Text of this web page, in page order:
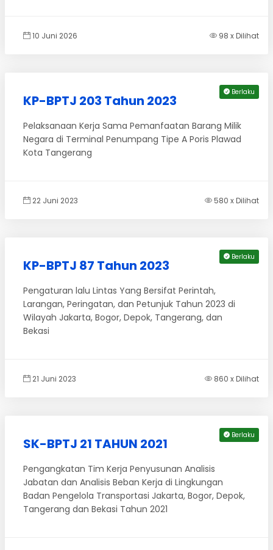
10 Juni 2026 98 x Dilihat
Berlaku
KP-BPTJ 203 Tahun 2023
Pelaksanaan Kerja Sama Pemanfaatan Barang Milik
Negara di Terminal Penumpang Tipe A Poris Plawad
Kota Tangerang
22 Juni 2023 580 x Dilihat
Berlaku
KP-BPTJ 87 Tahun 2023
Pengaturan lalu Lintas Yang Bersifat Perintah,
Larangan, Peringatan, dan Petunjuk Tahun 2023 di
Wilayah Jakarta, Bogor, Depok, Tangerang, dan
Bekasi
21 Juni 2023 860 x Dilihat
Berlaku
SK-BPTJ 21 TAHUN 2021
Pengangkatan Tim Kerja Penyusunan Analisis
Jabatan dan Analisis Beban Kerja di Lingkungan
Badan Pengelola Transportasi Jakarta, Bogor, Depok,
Tangerang dan Bekasi Tahun 2021